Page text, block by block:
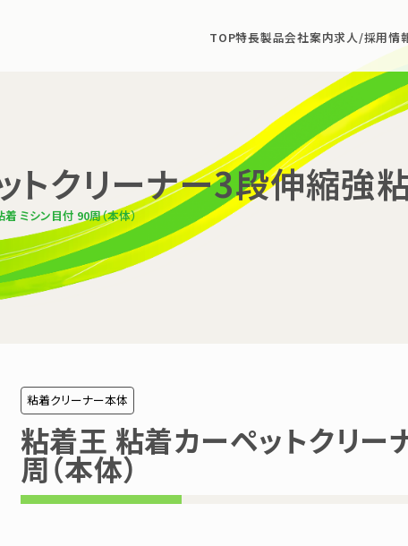
TOP特長製品会社案内求人/採用情
クリーナー3段伸縮強
ミシン目付 90周（本体）
粘着クリーナー本体
粘着王 粘着カーペットクリ
周（本体）